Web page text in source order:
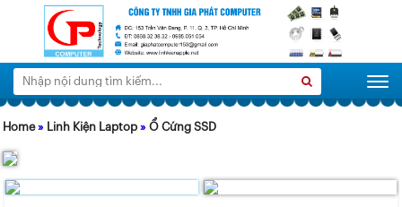
Tìm
kiếm:
Home» Linh Kiện Laptop » Ổ Cứng SSD